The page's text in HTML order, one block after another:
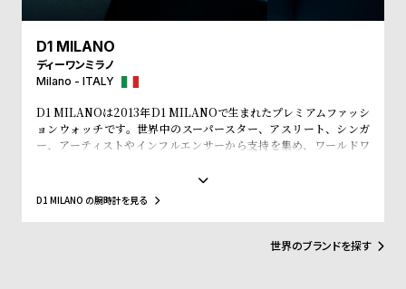
D1 MILANO
ディーワンミラノ
Milano - ITALY
D1 MILANOは2013年D1 MILANOで生まれたプレミアムファッシ
ョンウォッチです。世界中のスーパースター、アスリート、シンガ
ー、アーティストやインフルエンサーから支持を集め、ワールドワ
970年代のイタリアンなクリアラインと美的感覚にインスパイアさ
れたデザインは、流行を追いかける全ての人々にとってのマストア
イテムとなることでしょう。Forbesによって、ファッションを再定
義する若いイタリアンブランドのトップ10にノミネートされまし
た。その中にはGQやVogue、Elle、Esquireなどファッション業界
D1 MILANO の腕時計を見る
世界のブランドを探す